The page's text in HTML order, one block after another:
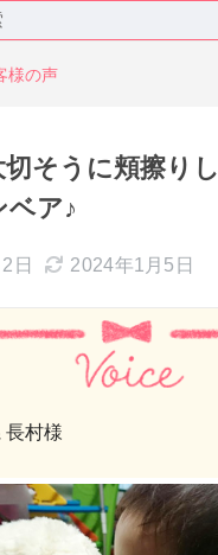
様の声
そうに頬擦り
ベア♪
日 2024年1月5日
長村様